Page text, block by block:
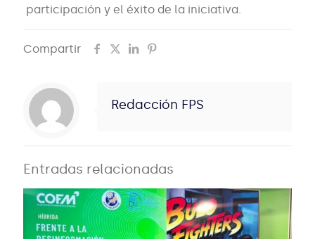
participación y el éxito de la iniciativa.
Compartir
Redacción FPS
Entradas relacionadas